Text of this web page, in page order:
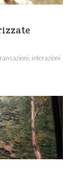
interazioni